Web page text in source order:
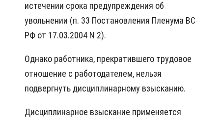
истечении срока предупреждения об
увольнении (п. 33 Постановления Пленума ВС
РФ от 17.03.2004 N 2).
Однако работника, прекратившего трудовое
отношение с работодателем, нельзя
подвергнуть дисциплинарному взысканию.
Дисциплинарное взыскание применяется